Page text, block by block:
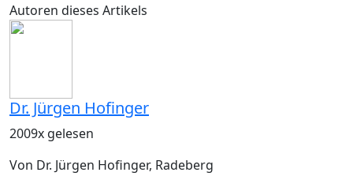
Autoren dieses Artikels
Dr. Jürgen Hofinger
2009x gelesen
Von Dr. Jürgen Hofinger, Radeberg